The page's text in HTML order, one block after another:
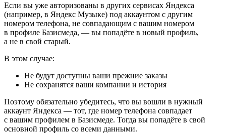
Если вы уже авторизованы в других сервисах Яндекса
(например, в Яндекс Музыке) под аккаунтом с другим
номером телефона, не совпадающим с вашим номером
в профиле Базисмеда, — вы попадёте в новый профиль,
а не в свой старый.
В этом случае:
Не будут доступны ваши прежние заказы
Не сохранятся ваши компании и история
Поэтому обязательно убедитесь, что вы вошли в нужный
аккаунт Яндекса — тот, где номер телефона совпадает
с вашим профилем в Базисмеде. Тогда вы попадёте в свой
основной профиль со всеми данными.